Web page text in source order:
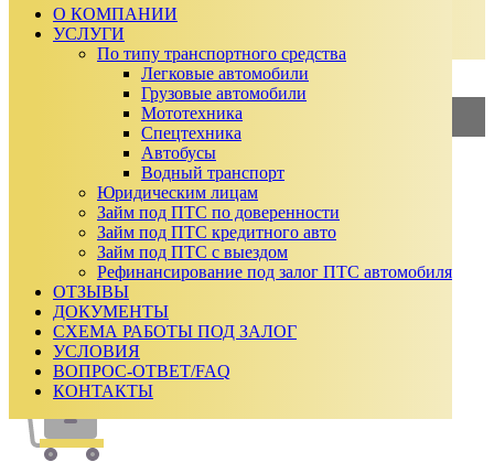
О КОМПАНИИ
УСЛУГИ
По типу транспортного средства
Легковые автомобили
Грузовые автомобили
Мототехника
Спецтехника
Автобусы
Водный транспорт
Юридическим лицам
Займ под ПТС по доверенности
Займ под ПТС кредитного авто
Займ под ПТС с выездом
Рефинансирование под залог ПТС автомобиля
ОТЗЫВЫ
ДОКУМЕНТЫ
СХЕМА РАБОТЫ ПОД ЗАЛОГ
УСЛОВИЯ
ВОПРОС-ОТВЕТ/FAQ
КОНТАКТЫ
Автомобиль остается у вас
Заказать звонок
Калькулятор займа
Займ под ПТС
Займ под АВТО
Сумма займа
Срок займа
Ежемесячный платеж:
Сумма к возврату:0₽
Получить одобрение
Как мы работаем